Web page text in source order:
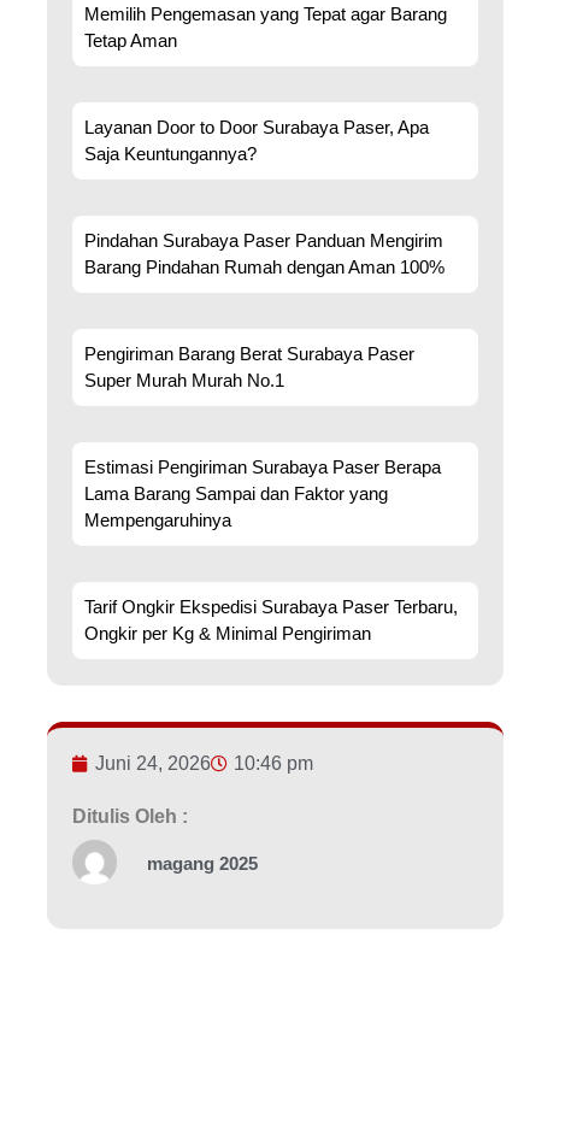
Memilih Pengemasan yang Tepat agar Barang
Tetap Aman
Layanan Door to Door Surabaya Paser, Apa
Saja Keuntungannya?
Pindahan Surabaya Paser Panduan Mengirim
Barang Pindahan Rumah dengan Aman 100%
Pengiriman Barang Berat Surabaya Paser
Super Murah Murah No.1
Estimasi Pengiriman Surabaya Paser Berapa
Lama Barang Sampai dan Faktor yang
Mempengaruhinya
Tarif Ongkir Ekspedisi Surabaya Paser Terbaru,
Ongkir per Kg & Minimal Pengiriman
Juni 24, 2026 10:46 pm
Ditulis Oleh :
magang 2025